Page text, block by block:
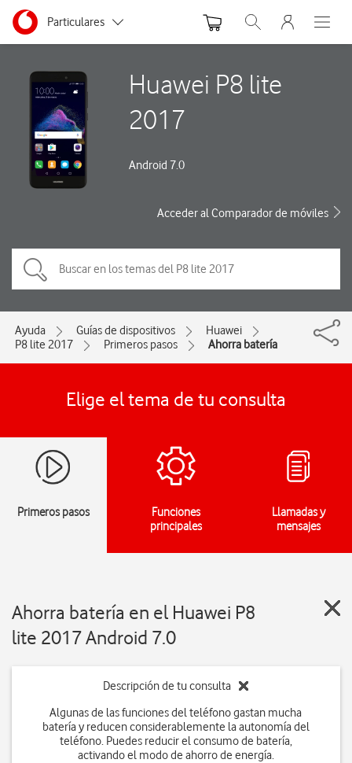
Ir a la pagina principal de vodafone.es
Menu navegación Segmento
Particulares
Pymes
Grandes empresas
y AA.PP.
Abrir buscador. Abre
Abre
Huawei P8 lite
2017
Android 7.0
Acceder al Comparador de móviles
Ayuda Guías de dispositivos
Huawei
P8 lite 2017
Primeros pasos Ahorra batería
Elige el tema de tu consulta
Primeros pasos
Funciones
principales
Llamadas y
mensajes
Ahorra batería en el Huawei P8
lite 2017 Android 7.0
Descripción de tu consulta
Algunas de las funciones del teléfono gastan mucha
batería y reducen considerablemente la autonomía del
teléfono. Puedes reducir el consumo de batería,
activando el modo de ahorro de energía.